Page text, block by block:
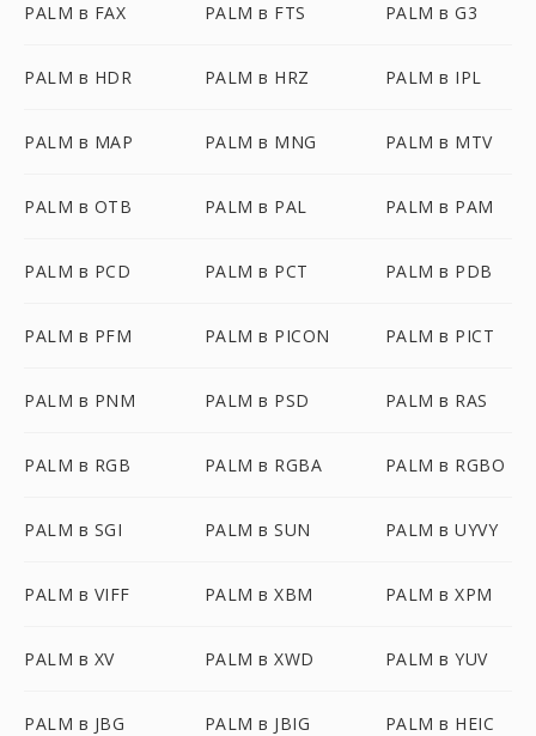
PALM в FAX PALM в FTS PALM в G3
PALM в HDR PALM в HRZ PALM в IPL
PALM в MAP PALM в MNG PALM в MTV
PALM в OTB PALM в PAL PALM в PAM
PALM в PCD PALM в PCT PALM в PDB
PALM в PFM PALM в PICON PALM в PICT
PALM в PNM PALM в PSD PALM в RAS
PALM в RGB PALM в RGBA PALM в RGBO
PALM в SGI PALM в SUN PALM в UYVY
PALM в VIFF PALM в XBM PALM в XPM
PALM в XV PALM в XWD PALM в YUV
PALM в JBG PALM в JBIG PALM в HEIC